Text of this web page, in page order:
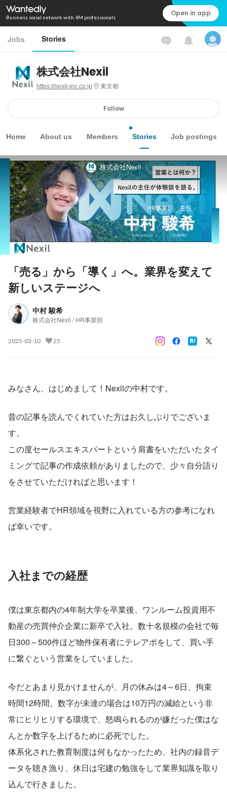
Business social network with 4M professionals Open in app
Jobs Stories
株式会社Nexil
https://nexil-inc.co.jp 東京都
Follow
Home About us Members Stories Job postings
株式会社Nexil
「売る」から「導く」へ。業界を変えて
新しいステージへ
中村 駿希
株式会社Nexil / HR事業部
2025-03-10 25
みなさん、はじめまして！Nexilの中村です。
昔の記事を読んでくれていた方はお久しぶりでございま
す。
この度セールスエキスパートという肩書をいただいたタイ
ミングで記事の作成依頼がありましたので、少々自分語り
をさせていただければと思います！
営業経験者でHR領域を視野に入れている方の参考になれ
ば幸いです。
入社までの経歴
僕は東京都内の4年制大学を卒業後、ワンルーム投資用不
動産の売買仲介企業に新卒で入社。数十名規模の会社で毎
日300～500件ほど物件保有者にテレアポをして、買い手
に繋ぐという営業をしていました。
今だとあまり見かけませんが、月の休みは4～6日、拘束
時間12時間。数字が未達の場合は10万円の減給という非
常にヒリヒリする環境で、怒鳴られるのが嫌だった僕はな
んとか数字を上げるために必死でした。
体系化された教育制度は何もなかったため、社内の録音デ
ータを聴き漁り、休日は宅建の勉強をして業界知識を取り
込んで行きました。